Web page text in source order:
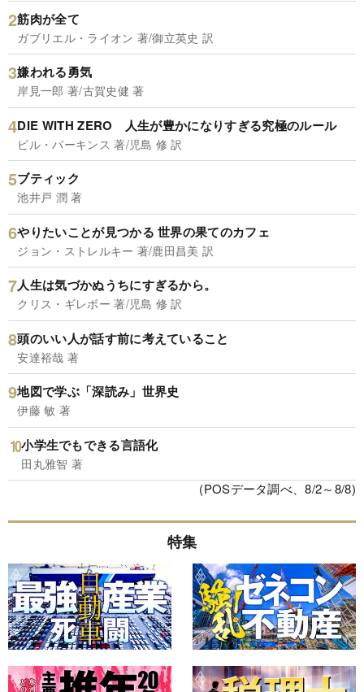
筋肉が全て
ガブリエル・ライオン 著/御立英史 訳
嫌われる勇気
岸見一郎 著/古賀史健 著
DIE WITH ZERO 人生が豊かになりすぎる究極のルール
ビル・パーキンス 著/児島 修 訳
ブティック
池井戸 潤 著
やりたいことが見つかる 世界の果てのカフェ
ジョン・ストレルキー 著/鹿田昌美 訳
人生は気づかぬうちにすぎるから。
クリス・ギレボー 著/児島 修 訳
頭のいい人が話す前に考えていること
安達裕哉 著
地図で学ぶ「深読み」世界史
伊藤 敏 著
小学生でもできる言語化
田丸雅智 著
(POSデータ調べ、8/2～8/8)
特集